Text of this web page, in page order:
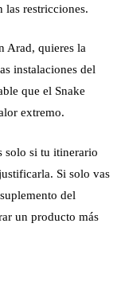
las restricciones.
Arad, quieres la
instalaciones del
que el Snake
extremo.
solo si tu itinerario
Si solo vas
del
un producto más